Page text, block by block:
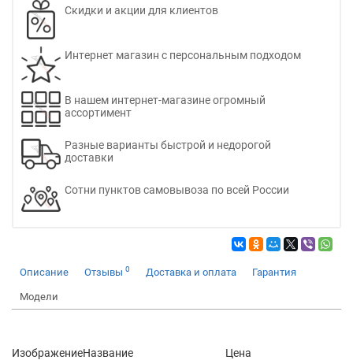
Скидки и акции для клиентов
Интернет магазин с персональным подходом
В нашем интернет-магазине огромный
ассортимент
Разные варианты быстрой и недорогой
доставки
Сотни пунктов самовывоза по всей России
Описание Отзывы 0 Доставка и оплата Гарантия
Модели
ИзображениеНазвание Цена